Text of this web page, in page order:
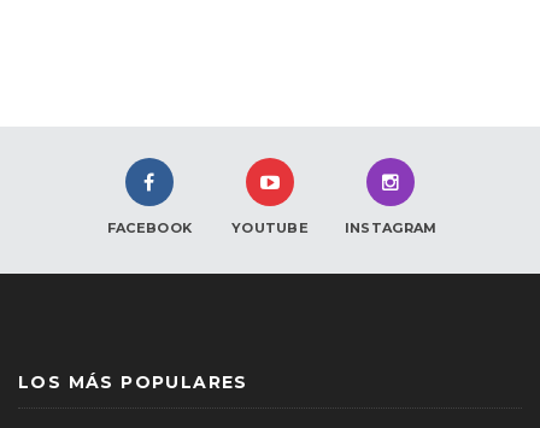
FACEBOOK YOUTUBE INSTAGRAM
LOS MÁS POPULARES